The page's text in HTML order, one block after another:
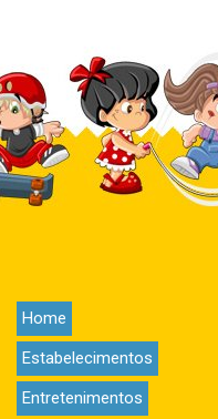
Home
Estabelecimentos
Entretenimentos